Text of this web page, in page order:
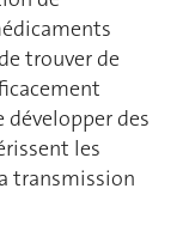
trouver de
des
les
transmission